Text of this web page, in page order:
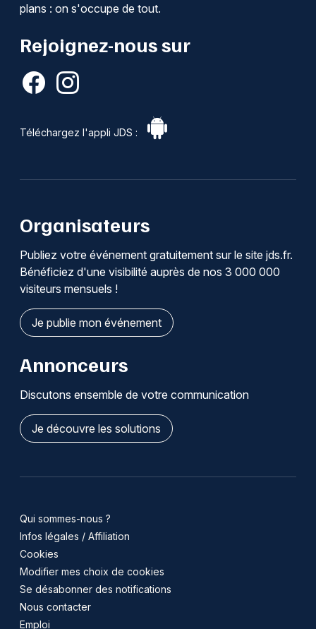
plans : on s'occupe de tout.
Rejoignez-nous sur
Téléchargez l'appli JDS :
Organisateurs
Publiez votre événement gratuitement sur le site jds.fr.
Bénéficiez d'une visibilité auprès de nos 3 000 000
visiteurs mensuels !
Je publie mon événement
Annonceurs
Discutons ensemble de votre communication
Je découvre les solutions
Qui sommes-nous ?
Infos légales / Affiliation
Cookies
Modifier mes choix de cookies
Se désabonner des notifications
Nous contacter
Emploi